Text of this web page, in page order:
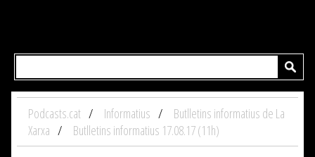
Podcasts.cat Informatius
Butlletins informatius de La
Xarxa
Butlletins informatius 17.08.17 (11h)